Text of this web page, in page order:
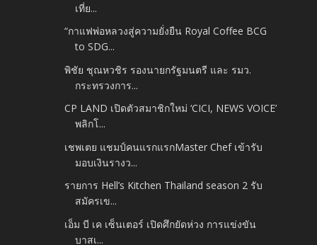
เที่ย...
“กาแฟพ่อหลวงสู่ความยั่งยืน Royal Coffee BCG
to SDG...
พิชัย ชุณหวชิร รองนายกรัฐมนตรี และ รมว.
กระทรวงการ...
CP LAND เปิดตัวสมาชิกใหม่ ‘CICI, NEWS VOICE’
พลิกโ...
เชพเตย แชมป์คนแรกแรกMaster Chef เข้ารับ
มอบเงินรางว...
รายการ Hell’s Kitchen Thailand season 2 รับ
สมัครเข...
เอ็ม บี เค เซ็นเตอร์ เปิดศึกยัดห่วง การแข่งขัน
บาสเ...